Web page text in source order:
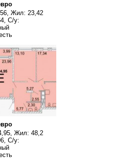
Жил: 23,42
С/у:
Жил: 48,2
С/у: